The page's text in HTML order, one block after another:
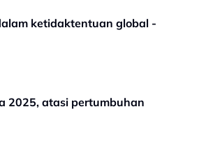
ketidaktentuan global -
2025, atasi pertumbuhan